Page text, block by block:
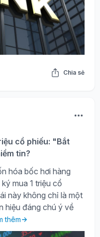
Chia sẻ
cổ phiếu: "Bắt
tin?
hóa bốc hơi hàng
mua 1 triệu cổ
này không chỉ là một
hiệu đáng chú ý về
thêm